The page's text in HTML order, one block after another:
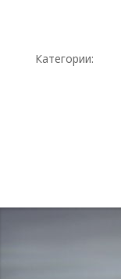
Категории: